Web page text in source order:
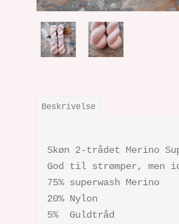
Beskrivelse
Skøn 2-trådet Merino
God til strømper,
75% superwash Merino
20% Nylon
5% Guldtråd